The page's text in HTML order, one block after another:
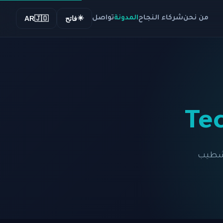
من نحنشركاء النجاحالمدونةتواصل ☀️فاتح 🇯🇴
AR